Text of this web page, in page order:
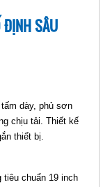
ĐỊNH SÂU
dày, phủ sơn
chịu tải. Thiết kế
thiết bị.
tiêu chuẩn 19 inch